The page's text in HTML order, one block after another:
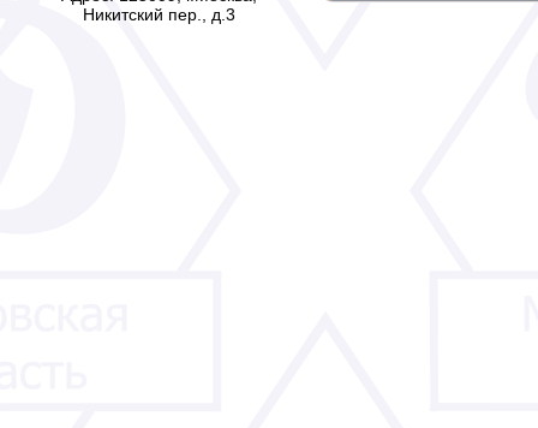
Никитский пер., д.3